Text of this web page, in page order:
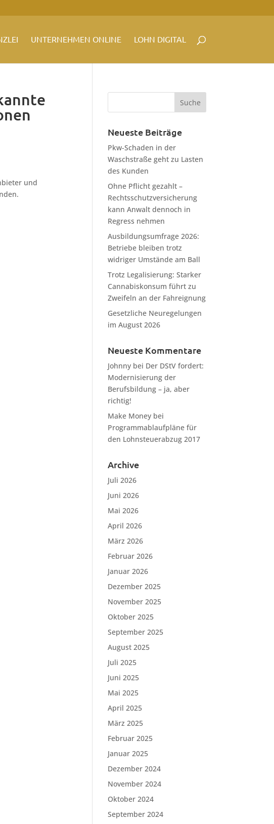
UNTERNEHMEN ONLINE LOHN DIGITAL
und
Neueste Beiträge
Pkw-Schaden in der
Waschstraße geht zu Lasten
des Kunden
Ohne Pflicht gezahlt –
Rechtsschutzversicherung
kann Anwalt dennoch in
Regress nehmen
Ausbildungsumfrage 2026:
Betriebe bleiben trotz
widriger Umstände am Ball
Trotz Legalisierung: Starker
Cannabiskonsum führt zu
Zweifeln an der Fahreignung
Gesetzliche Neuregelungen
im August 2026
Neueste Kommentare
Johnny bei Der DStV fordert:
Modernisierung der
Berufsbildung – ja, aber
richtig!
Make Money bei
Programmablaufpläne für
den Lohnsteuerabzug 2017
Archive
Juli 2026
Juni 2026
Mai 2026
April 2026
März 2026
Februar 2026
Januar 2026
Dezember 2025
November 2025
Oktober 2025
September 2025
August 2025
Juli 2025
Juni 2025
Mai 2025
April 2025
März 2025
Februar 2025
Januar 2025
Dezember 2024
November 2024
Oktober 2024
September 2024